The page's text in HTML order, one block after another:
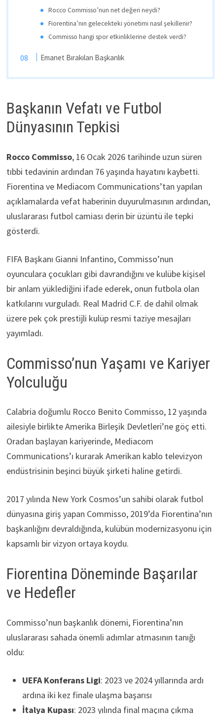
Rocco Commisso’nun net değeri neydi?
Fiorentina’nın gelecekteki yönetimi nasıl şekillenir?
Commisso hangi spor etkinliklerine destek verdi?
Emanet Bırakılan Başkanlık
Başkanın Vefatı ve Futbol
Dünyasının Tepkisi
Rocco Commisso, 16 Ocak 2026 tarihinde uzun süren
tıbbi tedavinin ardından 76 yaşında hayatını kaybetti.
Fiorentina ve Mediacom Communications’tan yapılan
açıklamalarda vefat haberinin duyurulmasının ardından,
uluslararası futbol camiası derin bir üzüntü ile tepki
gösterdi.
FIFA Başkanı Gianni Infantino, Commisso’nun
oyunculara çocukları gibi davrandığını ve kulübe kişisel
bir anlam yüklediğini ifade ederek, onun futbola olan
katkılarını vurguladı. Real Madrid C.F. de dahil olmak
üzere pek çok prestijli kulüp resmi taziye mesajları
yayımladı.
Commisso’nun Yaşamı ve Kariyer
Yolculuğu
Calabria doğumlu Rocco Benito Commisso, 12 yaşında
ailesiyle birlikte Amerika Birleşik Devletleri’ne göç etti.
Oradan başlayan kariyerinde, Mediacom
Communications’ı kurarak Amerikan kablo televizyon
endüstrisinin beşinci büyük şirketi haline getirdi.
2017 yılında New York Cosmos’un sahibi olarak futbol
dünyasına giriş yapan Commisso, 2019’da Fiorentina’nın
başkanlığını devraldığında, kulübün modernizasyonu için
kapsamlı bir vizyon ortaya koydu.
Fiorentina Döneminde Başarılar
ve Hedefler
Commisso’nun başkanlık dönemi, Fiorentina’nın
uluslararası sahada önemli adımlar atmasının tanığı
oldu:
UEFA Konferans Ligi: 2023 ve 2024 yıllarında ardı
ardına iki kez finale ulaşma başarısı
İtalya Kupası: 2023 yılında final maçına çıkma